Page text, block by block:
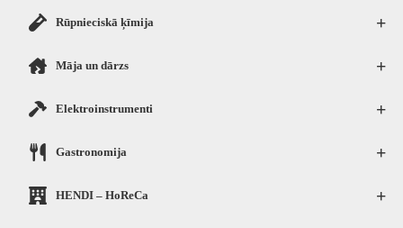
+
Rūpnieciskā ķīmija
+
Māja un dārzs
+
Elektroinstrumenti
+
Gastronomija
+
HENDI – HoReCa